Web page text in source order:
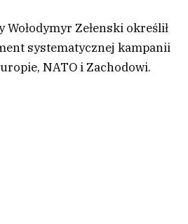
Zełenski określił
systematycznej kampanii
NATO i Zachodowi.